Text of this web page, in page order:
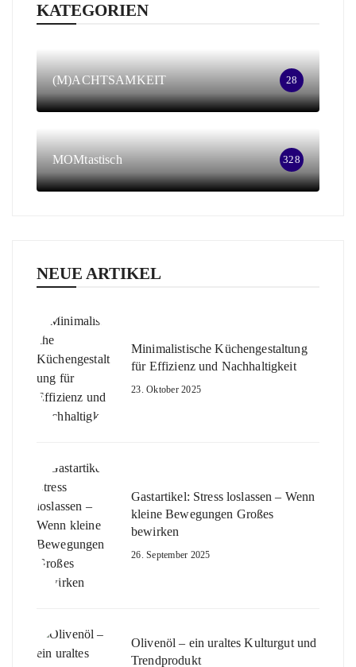
KATEGORIEN
(M)ACHTSAMKEIT 28
MOMtastisch 328
NEUE ARTIKEL
Minimalistische Küchengestaltung
für Effizienz und Nachhaltigkeit
23. Oktober 2025
Gastartikel: Stress loslassen – Wenn
kleine Bewegungen Großes
bewirken
26. September 2025
Olivenöl – ein uraltes Kulturgut und
Trendprodukt